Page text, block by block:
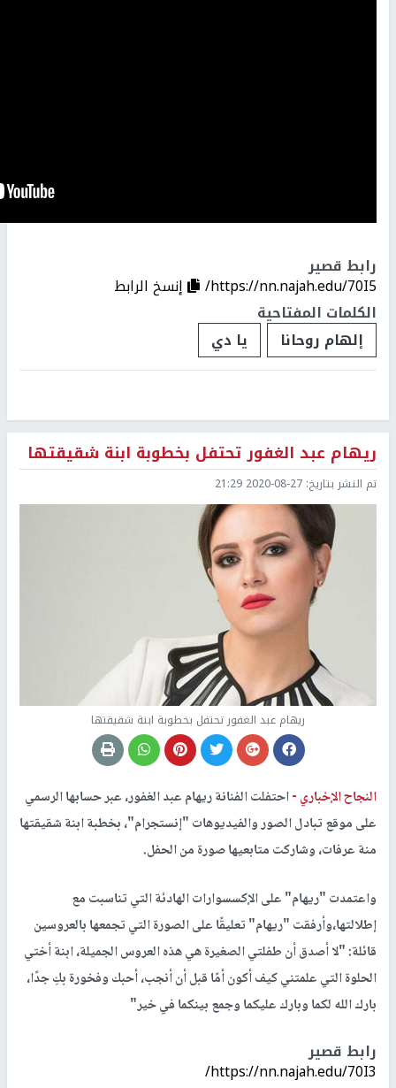
رابط قصير
https://nn.najah.edu/70I5/
إنسخ الرابط
الكلمات المفتاحية
إلهام روحانا
يا دي
ريهام عبد الغفور تحتفل بخطوبة ابنة شقيقتها
تم النشر بتاريخ: 2020-08-27 21:29
ريهام عبد الغفور تحتفل بخطوبة ابنة شقيقتها
النجاح الإخباري -احتفلت الفنانة ريهام عبد الغفور، عبر حسابها الرسمي
على موقع تبادل الصور والفيديوهات "إنستجرام"، بخطبة ابنة شقيقتها
منة عرفات، وشاركت متابعيها صورة من الحفل.
واعتمدت "ريهام" على الإكسسوارات الهادئة التي تناسبت مع
إطلالتها،وأرفقت "ريهام" تعليقًا على الصورة التي تجمعها بالعروسين
قائلة: "لا أصدق أن طفلتي الصغيرة هي هذه العروس الجميلة، ابنة أختي
الحلوة التي علمتني كيف أكون أمًا قبل أن أنجب، أحبك وفخورة بكِ جدًا،
بارك الله لكما وبارك عليكما وجمع بينكما في خير"
رابط قصير
https://nn.najah.edu/70I3/